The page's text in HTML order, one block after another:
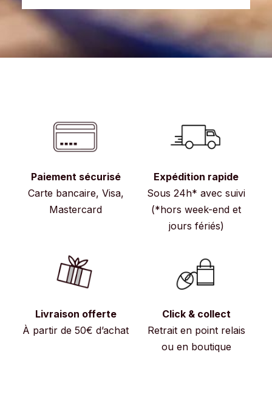
Paiement sécurisé
Carte bancaire, Visa,
Mastercard
Expédition rapide
Sous 24h* avec suivi
(*hors week-end et
jours fériés)
Livraison offerte
À partir de 50€ d’achat
Click & collect
Retrait en point relais
ou en boutique